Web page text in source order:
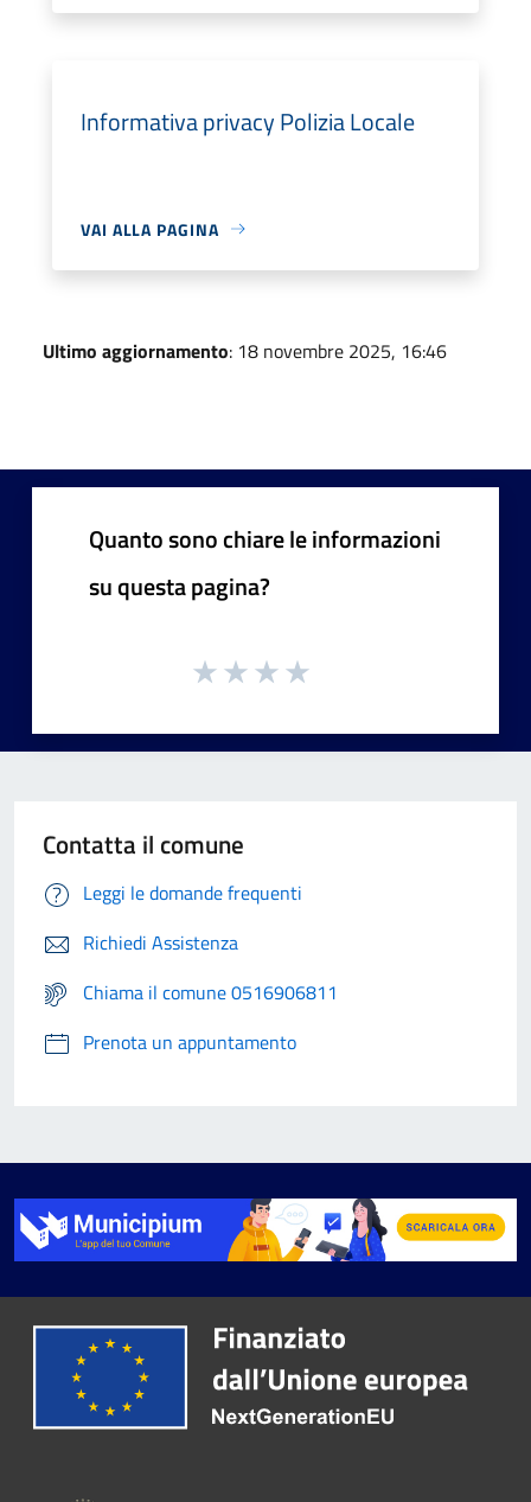
Informativa privacy Polizia Locale
VAI ALLA PAGINA
Ultimo aggiornamento: 18 novembre 2025, 16:46
Quanto sono chiare le informazioni
su questa pagina?
Contatta il comune
Leggi le domande frequenti
Richiedi Assistenza
Chiama il comune 0516906811
Prenota un appuntamento